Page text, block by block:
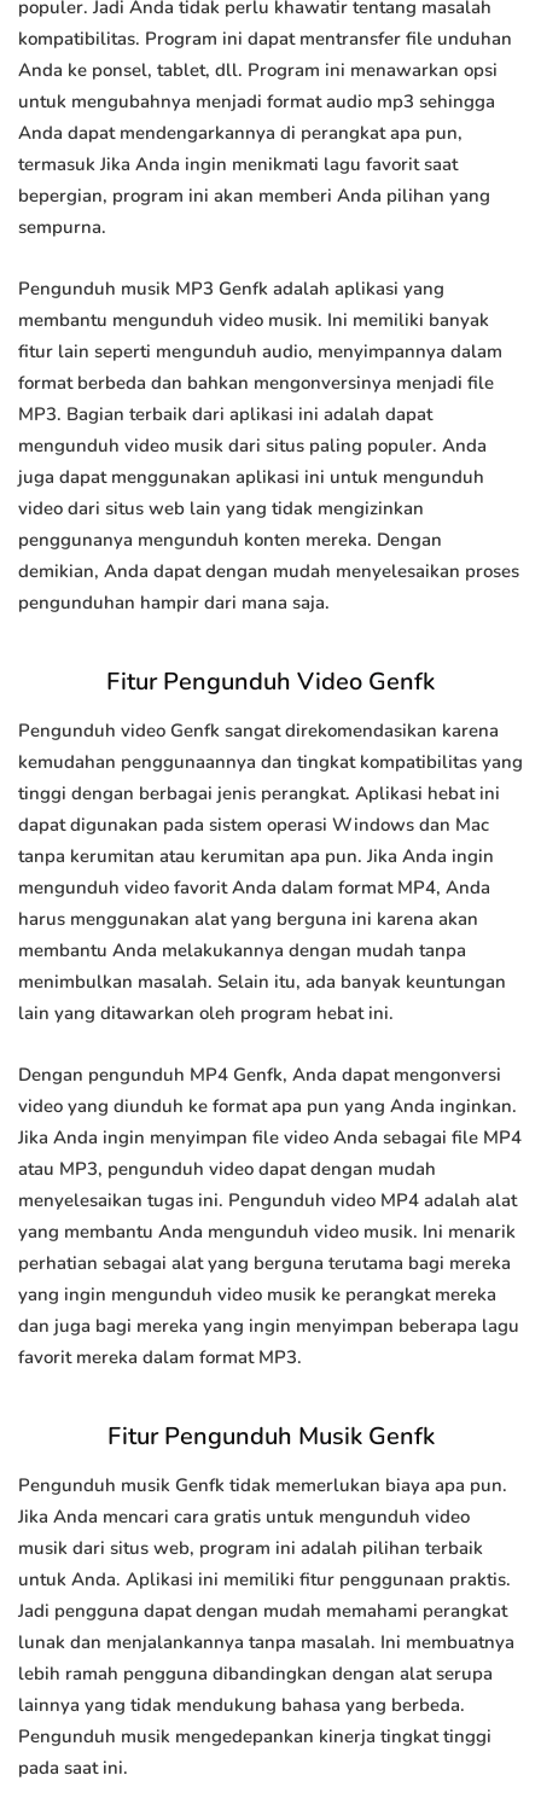
populer. Jadi Anda tidak perlu khawatir tentang masalah
kompatibilitas. Program ini dapat mentransfer file unduhan
Anda ke ponsel, tablet, dll. Program ini menawarkan opsi
untuk mengubahnya menjadi format audio mp3 sehingga
Anda dapat mendengarkannya di perangkat apa pun,
termasuk Jika Anda ingin menikmati lagu favorit saat
bepergian, program ini akan memberi Anda pilihan yang
sempurna.
Pengunduh musik MP3 Genfk adalah aplikasi yang
membantu mengunduh video musik. Ini memiliki banyak
fitur lain seperti mengunduh audio, menyimpannya dalam
format berbeda dan bahkan mengonversinya menjadi file
MP3. Bagian terbaik dari aplikasi ini adalah dapat
mengunduh video musik dari situs paling populer. Anda
juga dapat menggunakan aplikasi ini untuk mengunduh
video dari situs web lain yang tidak mengizinkan
penggunanya mengunduh konten mereka. Dengan
demikian, Anda dapat dengan mudah menyelesaikan proses
pengunduhan hampir dari mana saja.
Fitur Pengunduh Video Genfk
Pengunduh video Genfk sangat direkomendasikan karena
kemudahan penggunaannya dan tingkat kompatibilitas yang
tinggi dengan berbagai jenis perangkat. Aplikasi hebat ini
dapat digunakan pada sistem operasi Windows dan Mac
tanpa kerumitan atau kerumitan apa pun. Jika Anda ingin
mengunduh video favorit Anda dalam format MP4, Anda
harus menggunakan alat yang berguna ini karena akan
membantu Anda melakukannya dengan mudah tanpa
menimbulkan masalah. Selain itu, ada banyak keuntungan
lain yang ditawarkan oleh program hebat ini.
Dengan pengunduh MP4 Genfk, Anda dapat mengonversi
video yang diunduh ke format apa pun yang Anda inginkan.
Jika Anda ingin menyimpan file video Anda sebagai file MP4
atau MP3, pengunduh video dapat dengan mudah
menyelesaikan tugas ini. Pengunduh video MP4 adalah alat
yang membantu Anda mengunduh video musik. Ini menarik
perhatian sebagai alat yang berguna terutama bagi mereka
yang ingin mengunduh video musik ke perangkat mereka
dan juga bagi mereka yang ingin menyimpan beberapa lagu
favorit mereka dalam format MP3.
Fitur Pengunduh Musik Genfk
Pengunduh musik Genfk tidak memerlukan biaya apa pun.
Jika Anda mencari cara gratis untuk mengunduh video
musik dari situs web, program ini adalah pilihan terbaik
untuk Anda. Aplikasi ini memiliki fitur penggunaan praktis.
Jadi pengguna dapat dengan mudah memahami perangkat
lunak dan menjalankannya tanpa masalah. Ini membuatnya
lebih ramah pengguna dibandingkan dengan alat serupa
lainnya yang tidak mendukung bahasa yang berbeda.
Pengunduh musik mengedepankan kinerja tingkat tinggi
pada saat ini.